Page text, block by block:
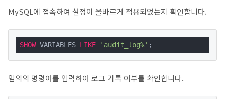
MySQL에 접속하여 설정이 올바르게 적용되었는지 확인합니다.
SHOW VARIABLES LIKE 'audit_log%' ;
임의의 명령어를 입력하여 로그 기록 여부를 확인합니다.